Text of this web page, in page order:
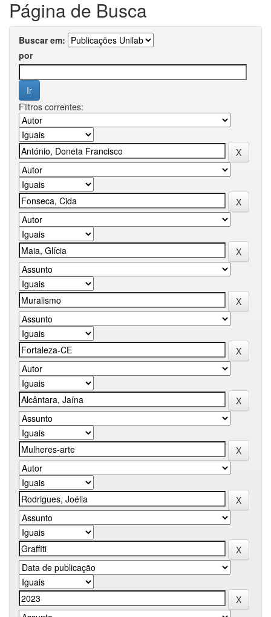
Página de Busca
Buscar em:
por
Filtros correntes: